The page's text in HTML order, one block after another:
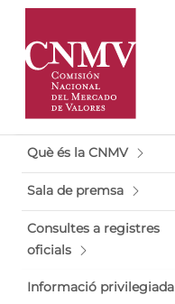
Què és la CNMV
Sala de premsa
Consultes a registres
oficials
Informació privilegiada